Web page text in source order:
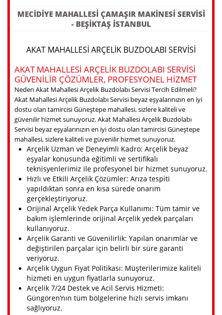
MECIDIYE MAHALLESI ÇAMAŞIR MAKINESI SERVISI
- BEŞIKTAŞ ISTANBUL
AKAT MAHALLESI ARÇELIK BUZDOLABI SERVISI
AKAT MAHALLESI ARÇELIK BUZDOLABI SERVISI
GÜVENILIR ÇÖZÜMLER, PROFESYONEL HIZMET
Neden Akat Mahallesi Arçelik Buzdolabı Servisi Tercih Edilmeli?
Akat Mahallesi Arçelik Buzdolabı Servisi beyaz eşyalarınızın en iyi
dostu olan tamircisi Güneştepe mahallesi, sizlere kaliteli ve
güvenilir hizmet sunuyoruz. Akat Mahallesi Arçelik Buzdolabı
Servisi beyaz eşyalarınızın en iyi dostu olan tamircisi Güneştepe
mahallesi, sizlere kaliteli ve güvenilir hizmet sunuyoruz.
Arçelik Uzman ve Deneyimli Kadro: Arçelik beyaz
eşyalar konusunda eğitimli ve sertifikalı
teknisyenlerimiz ile profesyonel bir hizmet sunuyoruz.
Hızlı ve Etkili Arçelik Çözümler: Arıza tespiti
yapıldıktan sonra en kısa sürede onarım
gerçekleştiriyoruz.
Orijinal Arçelik Yedek Parça Kullanımı: Tüm tamir ve
bakım işlemlerinde orijinal Arçelik yedek parçaları
kullanıyoruz.
Arçelik Garanti ve Güvenilirlik: Yapılan onarımlar ve
değiştirilen parçalar için belirli bir süre garanti
veriyoruz.
Arçelik Uygun Fiyat Politikası: Müşterilerimize kaliteli
hizmeti en uygun fiyatlarla sunuyoruz.
Arçelik 7/24 Destek ve Acil Servis Hizmeti:
Güngören’nın tüm bölgelerine hızlı servis imkanı
sağlıyoruz.